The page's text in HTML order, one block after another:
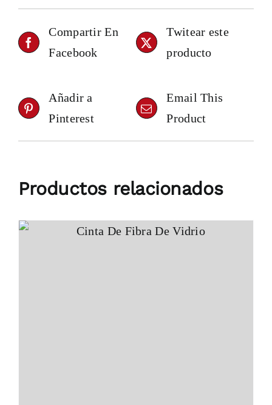
Compartir En
Facebook
Twitear este
producto
Añadir a
Pinterest
Email This
Product
Productos relacionados